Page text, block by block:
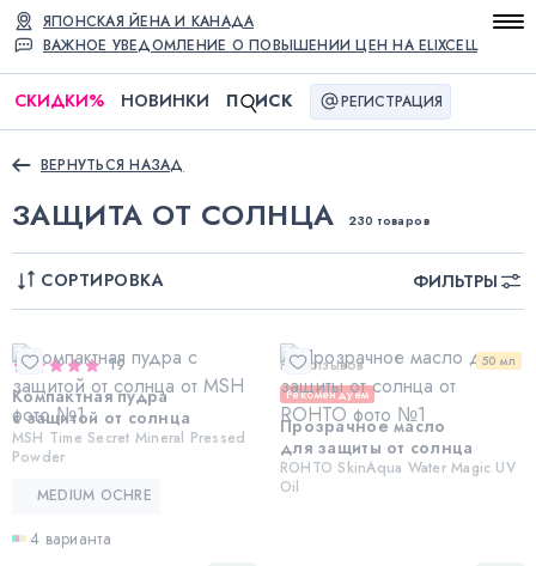
ВАЖНОЕ УВЕДОМЛЕНИЕ О ПОВЫШЕНИИ ЦЕН НА ELIXCELL
ЯПОНСКАЯ ЙЕНА И КАНАДА
СКИДКИ% НОВИНКИ П ИСК РЕГИСТРАЦИЯ
ВЕРНУТЬСЯ НАЗАД
ЗАЩИТА ОТ СОЛНЦА 230 товаров
СОРТИРОВКА ФИЛЬТРЫ
19
Компактная пудра
с защитой от солнца
MSH Time Secret Mineral Pressed
Powder
MEDIUM OCHRE
4 варианта
50 мл
Нет отзывов
Рекомендуем
Прозрачное масло
для защиты от солнца
ROHTO SkinAqua Water Magic UV
Oil